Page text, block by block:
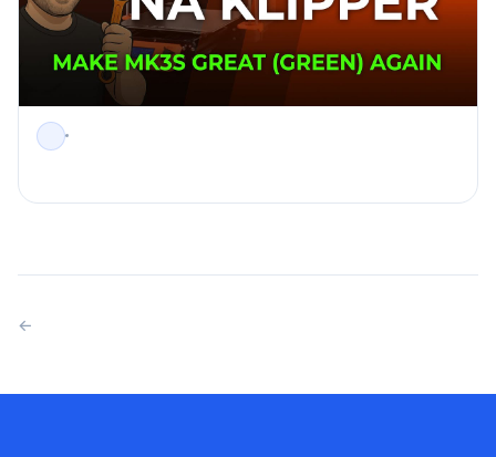
← Zpět na články